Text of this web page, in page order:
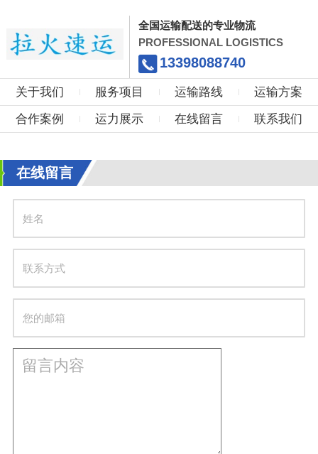
全国运输配送的专业物流
PROFESSIONAL LOGISTICS
13398088740
关于我们 服务项目 运输路线 运输方案
合作案例 运力展示 在线留言 联系我们
在线留言